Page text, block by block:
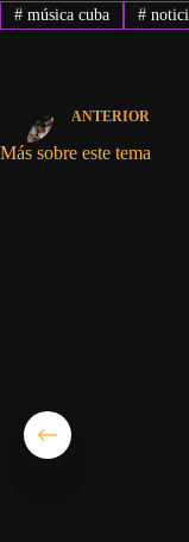
#música cuba #
ANTERIOR
Más sobre este tema